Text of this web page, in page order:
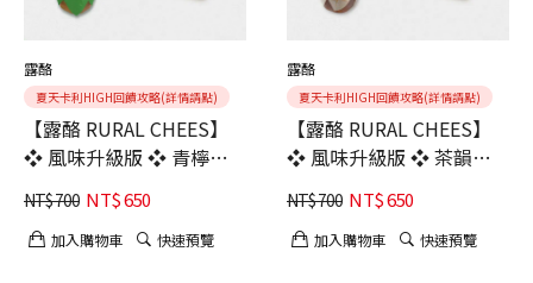
露酪
夏天卡利HIGH回饋攻略(詳情請點)
【露酪 RURAL CHEES】
❖ 風味升級版 ❖ 青檸橄
欖油豆腐乳【六入組】｜
年輕人最愛｜國際二星獎
肯定
NT$700 NT$650
加入購物車 快速預覽
露酪
夏天卡利HIGH回饋攻略(詳情請點)
【露酪 RURAL CHEES】
❖ 風味升級版 ❖ 茶韻橄
欖油豆腐乳【六入組】｜
口感綿實｜茶香悠長
NT$700 NT$650
加入購物車 快速預覽